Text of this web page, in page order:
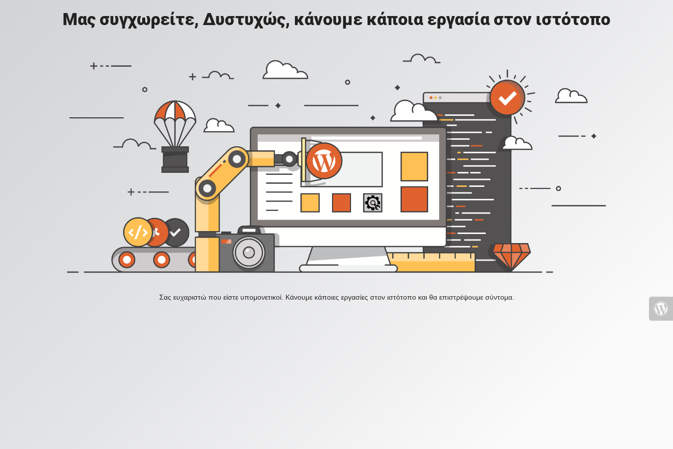
Μας συγχωρείτε, Δυστυχώς, κάνουμε κάποια εργασία στον ιστότοπο
Σας ευχαριστώ που είστε υπομονετικοί. Κάνουμε κάποιες εργασίες στον ιστότοπο και θα επιστρέψουμε σύντομα.